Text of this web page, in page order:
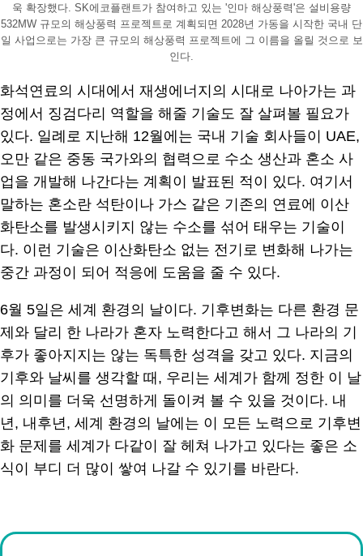
욱 확장했다. SK에코플랜트가 참여하고 있는 '인마 해상풍력'은 설비용량
532MW 규모의 해상풍력 프로젝트로 계획되면 2028년 가동을 시작한 국내 단
일 사업으로는 가장 큰 규모의 해상풍력 프로젝트에 그 이름을 올릴 것으로 보
인다.
화석연료의 시대에서 재생에너지의 시대로 나아가는 과
정에서 징검다리 역할을 해줄 기술도 잘 살펴볼 필요가
있다. 일례로 지난해 12월에는 국내 기술 회사들이 UAE,
오만 같은 중동 국가와의 협력으로 수소 생산과 혼소 사
업을 개발해 나간다는 계획이 발표된 적이 있다. 여기서
말하는 혼소란 석탄이나 가스 같은 기존의 연료에 이산
화탄소를 발생시키지 않는 수소를 섞어 태우는 기술이
다. 이런 기술은 이산화탄소 없는 전기로 변화해 나가는
중간 과정이 되어 적응에 도움을 줄 수 있다.
6월 5일은 세계 환경의 날이다. 기후변화는 다른 환경 문
제와 달리 한 나라가 혼자 노력한다고 해서 그 나라의 기
후가 좋아지지는 않는 독특한 성격을 갖고 있다. 지금의
기후와 날씨를 생각할 때, 우리는 세계가 함께 정한 이 날
의 의미를 더욱 선명하게 돌이켜 볼 수 있을 것이다. 내
년, 내후년, 세계 환경의 날에는 이 모든 노력으로 기후변
화 문제를 세계가 다같이 잘 헤쳐 나가고 있다는 좋은 소
식이 부디 더 많이 쌓여 나갈 수 있기를 바란다.